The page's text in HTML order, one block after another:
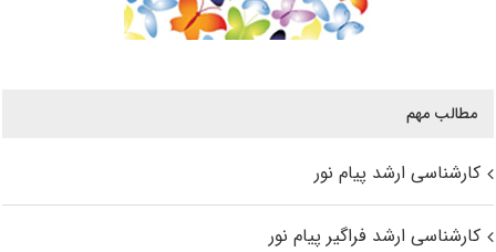
مطالب مهم
کارشناسی ارشد پیام نور
کارشناسی ارشد فراگیر پیام نور